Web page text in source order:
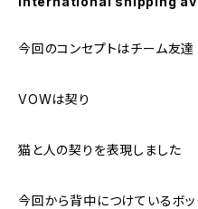
今回のコンセプトはチーム友達
VOWは契り
猫と人の契りを表現しました
今回から背中につけているボ